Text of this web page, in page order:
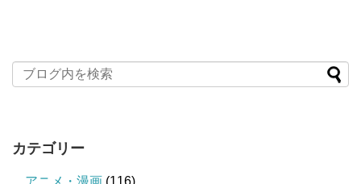
カテゴリー
アニメ・漫画 (116)